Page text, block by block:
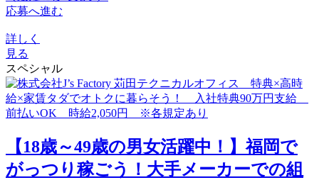
応募へ進む
詳しく
見る
スペシャル
【18歳～49歳の男女活躍中！】福岡で
がっつり稼ごう！大手メーカーでの組